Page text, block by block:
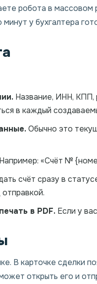
робота в
у бухгалтера
Название, ИНН, КПП,
в каждый
Обычно это
Например: «Счёт №
счёт сразу в
в PDF. Если у
В карточке сделки
открыть его и